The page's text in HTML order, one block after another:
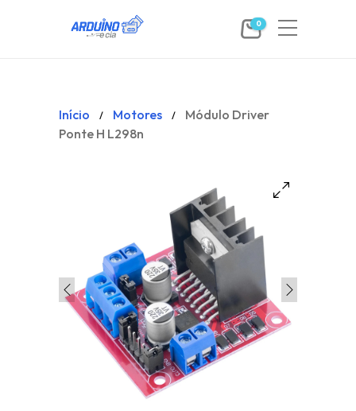
0
Início / Motores /
Módulo Driver
Ponte H L298n